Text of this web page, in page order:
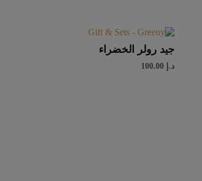
جيد رولر الخضراء
د.إ